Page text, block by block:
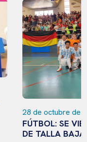
28 de octubre de
FÚTBOL: SE
DE TALLA BAJA